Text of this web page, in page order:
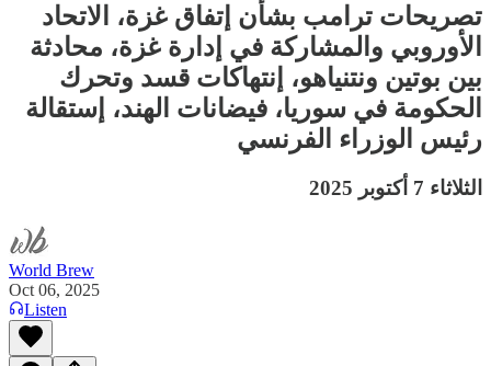
تصريحات ترامب بشأن إتفاق غزة، الاتحاد
الأوروبي والمشاركة في إدارة غزة، محادثة
بين بوتين ونتنياهو، إنتهاكات قسد وتحرك
الحكومة في سوريا، فيضانات الهند، إستقالة
رئيس الوزراء الفرنسي
الثلاثاء 7 أكتوبر 2025
World Brew
Oct 06, 2025
Listen